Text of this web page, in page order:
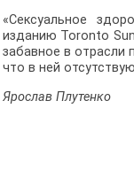
«Сексуальное
изданию Toronto
забавное в отрасли
что в ней
Ярослав Плутенко